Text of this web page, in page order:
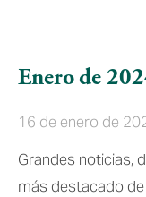
Enero de
16 de enero de
Grandes noticias,
más destacado